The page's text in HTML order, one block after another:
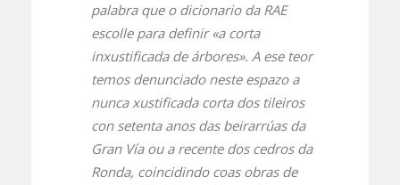
palabra que o dicionario da RAE
escolle para definir «a corta
inxustificada de árbores». A ese teor
temos denunciado neste espazo a
nunca xustificada corta dos tileiros
con setenta anos das beirarrúas da
Gran Vía ou a recente dos cedros da
Ronda, coincidindo coas obras de